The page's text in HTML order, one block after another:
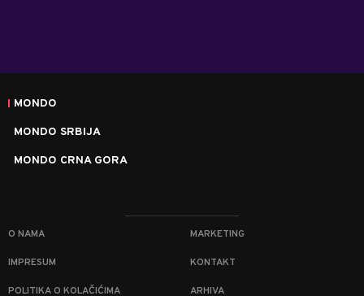
MONDO
MONDO SRBIJA
MONDO CRNA GORA
O NAMA MARKETING
IMPRESUM KONTAKT
POLITIKA O KOLAČIĆIMA ARHIVA